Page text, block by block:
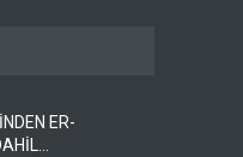
ER-